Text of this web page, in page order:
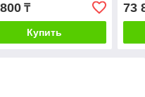
₸
Купить
73